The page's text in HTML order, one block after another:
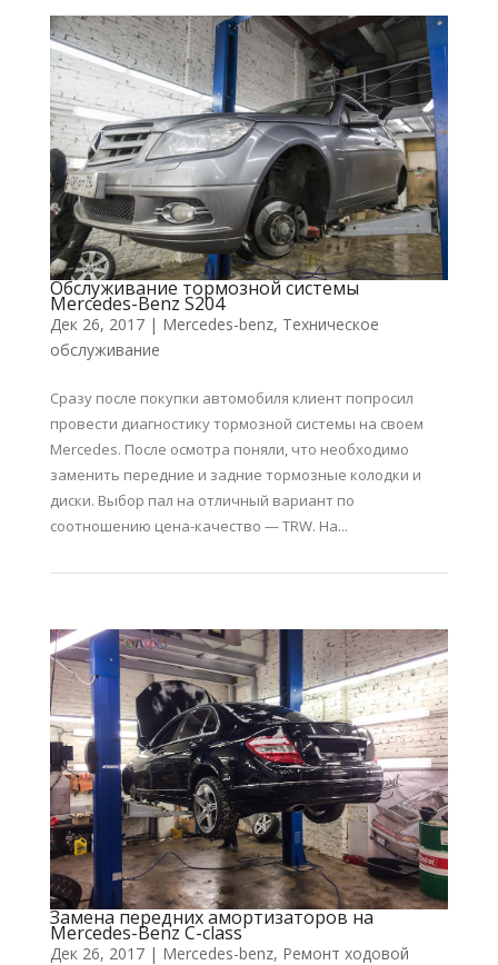
Обслуживание тормозной системы
Mercedes-Benz S204
Дек 26, 2017| Mercedes-benz, Техническое
обслуживание
Сразу после покупки автомобиля клиент попросил
провести диагностику тормозной системы на своем
Mercedes. После осмотра поняли, что необходимо
заменить передние и задние тормозные колодки и
диски. Выбор пал на отличный вариант по
соотношению цена-качество — TRW. На...
Замена передних амортизаторов на
Mercedes-Benz C-class
Дек 26, 2017| Mercedes-benz, Ремонт ходовой